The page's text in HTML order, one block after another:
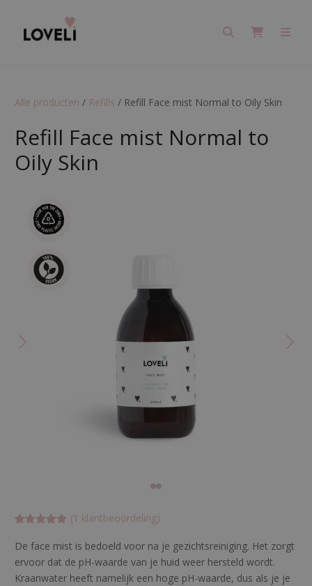
SearchCart
Alle producten / Refills / Refill Face mist Normal to Oily Skin
Refill Face mist Normal to
Oily Skin
5op 5
gebaseerd
opklant
(1 klantbeoordeling)
De face mist is bedoeld voor na je gezichtsreiniging. Het zorgt
ervoor dat de pH-waarde van je huid weer hersteld wordt.
Kraanwater heeft namelijk een hoge pH-waarde, dus als je je